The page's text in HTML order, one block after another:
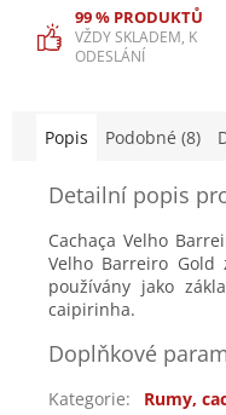
99 % PRODUKTŮ
VŽDY SKLADEM, K
ODESLÁNÍ
Popis Podobné (8)
Detailní popis
Cachaça Velho
Velho Barreiro Gold
používány jako
caipirinha.
Doplňkové
Kategorie:
Rumy,